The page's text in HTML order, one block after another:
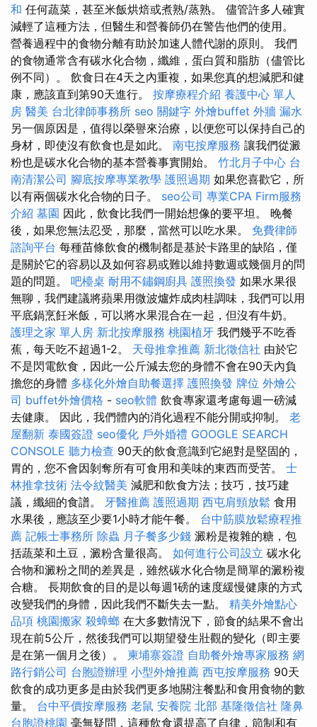
和 任何蔬菜，甚至米飯烘焙或煮熟/蒸熟。 儘管許多人確實
減輕了這種方法，但醫生和營養師仍在警告他們的使用。
營養過程中的食物分離有助於加速人體代謝的原則。 我們
的食物通常含有碳水化合物，纖維，蛋白質和脂肪（儘管比
例不同）。 飲食日在4天之內重複，如果您真的想減肥和健
康，應該直到第90天進行。 按摩療程介紹 養護中心 單人
房 醫美 台北律師事務所 seo 關鍵字 外燴buffet 外牆 漏水
另一個原因是，值得以榮譽來治療，以便您可以保持自己的
身材，即使沒有飲食也是如此。 南屯按摩服務 讓我們從澱
粉也是碳水化合物的基本營養事實開始。 竹北月子中心 台
南清潔公司 腳底按摩專業教學 護照過期 如果您喜歡它，所
以有兩個碳水化合物的日子。 seo公司 專業CPA Firm服務
介紹 墓園 因此，飲食比我們一開始想像的要平坦。 晚餐
後，如果您無法忍受，那麼，當然可以吃水果。 免費律師
諮詢平台 每種苗條飲食的機制都是基於卡路里的缺陷，僅
是關於它的容易以及如何容易或難以維持數週或幾個月的問
題的問題。 吧檯桌 耐用不鏽鋼廚具 護照換發 如果水果很
無聊，我們建議將蘋果用微波爐炸成肉桂調味，我們可以用
平底鍋烹飪米飯，可以將水果混合在一起，但沒有牛奶。
護理之家 單人房 新北按摩服務 桃園植牙 我們幾乎不吃香
蕉，每天吃不超過1-2。 天母推拿推薦 新北徵信社 由於它
不是閃電飲食，因此一公斤減去您的身體不會在90天內負
擔您的身體 多樣化外燴自助餐選擇 護照換發 牌位 外燴公
司 buffet外燴價格 - seo軟體 飲食專家還考慮每週一磅減
去健康。 因此，我們體內的消化過程不能分開或抑制。 老
屋翻新 泰國簽證 seo優化 戶外婚禮 GOOGLE SEARCH
CONSOLE 聽力檢查 90天的飲食意識到它絕對是堅固的，
胃的，您不會因剝奪所有可食用和美味的東西而受苦。 士
林推拿技術 法令紋醫美 減肥和飲食方法；技巧，技巧建
議，纖細的食譜。 牙醫推薦 護照過期 西屯肩頸放鬆 食用
水果後，應該至少要1小時才能午餐。 台中筋膜放鬆療程推
薦 記帳士事務所 除蟲 月子餐多少錢 澱粉是複雜的糖，包
括蔬菜和土豆，澱粉含量很高。 如何進行公司設立 碳水化
合物和澱粉之間的差異是，雖然碳水化合物是簡單的澱粉複
合糖。 長期飲食的目的是以每週1磅的速度緩慢健康的方式
改變我們的身體，因此我們不斷失去一點。 精美外燴點心
品項 桃園搬家 殺蟑螂 在大多數情況下，節食的結果不會出
現在前5公斤，然後我們可以期望發生壯觀的變化（即主要
是在第一個月之後）。 柬埔寨簽證 自助餐外燴專家服務 網
路行銷公司 台胞證辦理 小型外燴推薦 西屯按摩服務 90天
飲食的成功更多是由於我們更多地關注餐點和食用食物的數
量。 台中平價按摩服務 老鼠 安養院 北部 基隆徵信社 隆鼻
台胞證桃園 毫無疑問，這種飲食還提高了自律，節制和有